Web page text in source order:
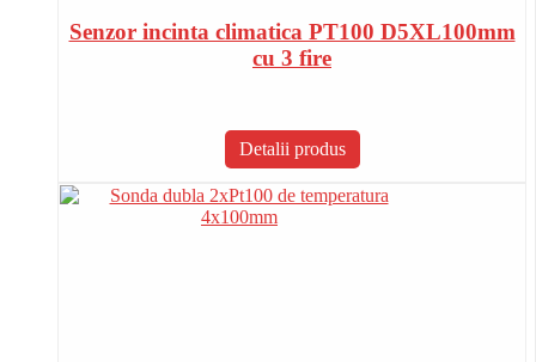
Senzor incinta climatica PT100 D5XL100mm
cu 3 fire
Detalii produs